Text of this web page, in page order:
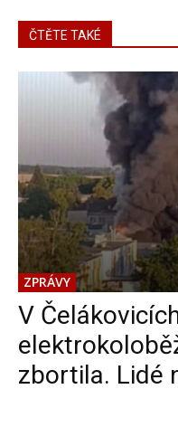
ČTĚTE TAKÉ
ZPRÁVY
V
zbortila. Lidé